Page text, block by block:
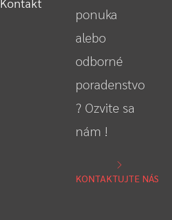
ponuka
alebo
odborné
poradenstvo
? Ozvite sa
nám !
KONTAKTUJTE NÁS